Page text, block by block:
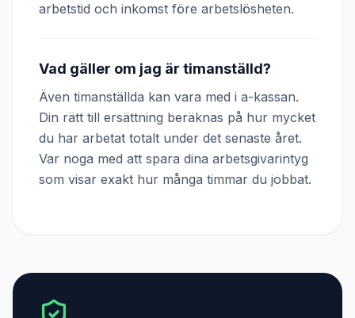
arbetstid och inkomst före arbetslösheten.
Vad gäller om jag är timanställd?
Även timanställda kan vara med i a-kassan.
Din rätt till ersättning beräknas på hur mycket
du har arbetat totalt under det senaste året.
Var noga med att spara dina arbetsgivarintyg
som visar exakt hur många timmar du jobbat.